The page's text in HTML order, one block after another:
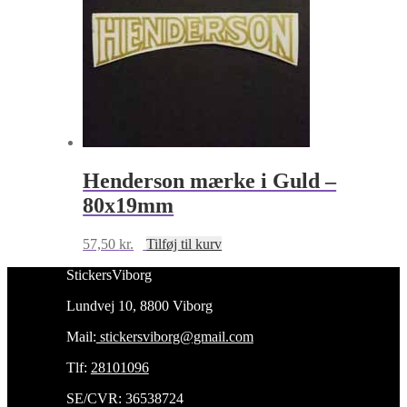
Henderson mærke i Guld –
80x19mm
57,50kr.
Tilføj til kurv
StickersViborg
Lundvej 10, 8800 Viborg
Mail: stickersviborg@gmail.com
Tlf: 28101096
SE/CVR: 36538724